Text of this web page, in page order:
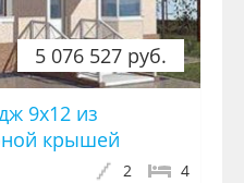
5 076 527 руб.
9х12 из
крышей
4
2